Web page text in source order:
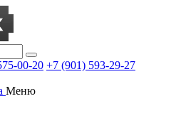
00-20 +7 (901) 593-29-27
Меню